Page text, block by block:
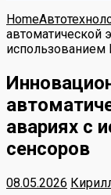
Home
автоматической
использованием
авариях с
сенсоров
08.05.2026